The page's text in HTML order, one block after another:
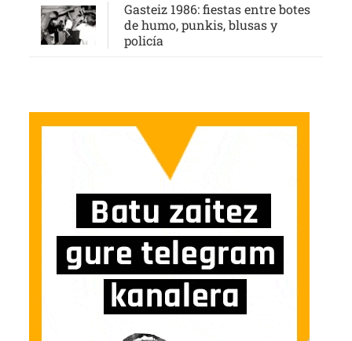
Gasteiz 1986: fiestas entre botes
de humo, punkis, blusas y
policía